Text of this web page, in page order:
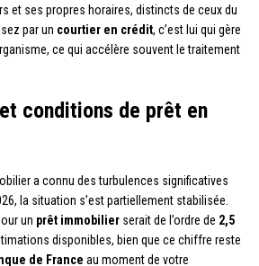
et ses propres horaires, distincts de ceux du
par un courtier en crédit, c’est lui qui gère
ce qui accélère souvent le traitement
conditions de prêt en
a connu des turbulences significatives
la situation s’est partiellement stabilisée.
un prêt immobilier serait de l’ordre de 2,5
disponibles, bien que ce chiffre reste
de France au moment de votre